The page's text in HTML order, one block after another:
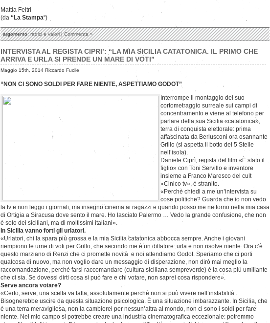
Mattia Feltri
(da “La Stampa“)
argomento:radici e valori|Commenta »
INTERVISTA AL REGISTA CIPRI’: “LA MIA SICILIA CATATONICA. IL PRIMO CHE
ARRIVA E URLA SI PRENDE UN MARE DI VOTI”
Maggio 15th, 2014 Riccardo Fucile
“NON CI SONO SOLDI PER FARE NIENTE, ASPETTIAMO GODOT”
Interrompe il montaggio del suo
cortometraggio surreale sui campi di
concentramento e viene al telefono per
parlare della sua Sicilia «catatonica»,
terra di conquista elettorale: prima
affascinata da Berlusconi ora osannante
Grillo (si aspetta il botto dei 5 Stelle
nell’isola).
Daniele Ciprì, regista del film «È stato il
figlio» con Toni Servillo e inventore
insieme a Franco Maresco del cult
«Cinico tv», è stranito.
«Perchè chiedi a me un’intervista su
cose politiche? Guarda che io non vedo
la tv e non leggo i giornali, ma insegno cinema ai ragazzi e quando posso me ne torno nella mia casa
di Ortigia a Siracusa dove sento il mare. Ho lasciato Palermo … Vedo la grande confusione, che non
è solo dei siciliani, ma di moltissimi italiani».
In Sicilia vanno forti gli urlatori.
«Urlatori, chi la spara più grossa e la mia Sicilia catatonica abbocca sempre. Anche i giovani
riempiono le urne di voti per Grillo, che secondo me è un dittatore: urla e non risolve niente. Ora c’è
questo marziano di Renzi che ci promette novità e noi attendiamo Godot. Speriamo che ci porti
qualcosa di nuovo, ma non voglio dare un messaggio di disperazione, non dirò mai meglio la
raccomandazione, perchè farsi raccomandare (cultura siciliana sempreverde) è la cosa più umiliante
che ci sia. Se dovessi dirti cosa si può fare e chi votare, non saprei cosa rispondere».
Serve ancora votare?
«Certo, serve, una scelta va fatta, assolutamente perchè non si può vivere nell’instabilità .
Bisognerebbe uscire da questa situazione psicologica. È una situazione imbarazzante. In Sicilia, che
è una terra meravigliosa, non la cambierei per nessun’altra al mondo, non ci sono i soldi per fare
niente. Nel mio campo si potrebbe creare una industria cinematografica eccezionale: potremmo